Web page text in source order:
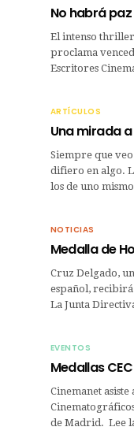
No habrá
El intenso
proclama
Escritores
ARTÍCULOS
Una mirada
Siempre que
difiero en algo.
los de uno
NOTICIAS
Medalla de
Cruz Delgado,
español,
La Junta
EVENTOS
Medallas
Cinemanet
de Madrid. Lee